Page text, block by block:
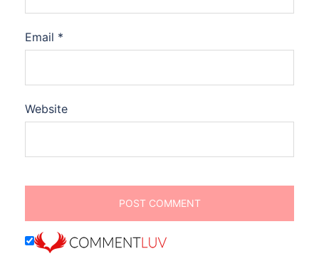
Email *
Website